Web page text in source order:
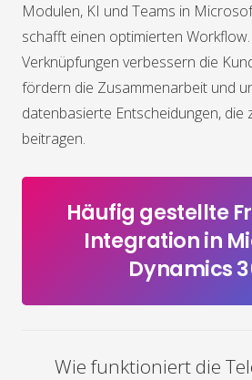
Modulen, KI und Teams in
schafft einen optimierten
Verknüpfungen verbessern die
fördern die Zusammenarbeit und
datenbasierte Entscheidungen, die
beitragen.
Häufig gestellte
Integration in
Dynamics
Wie funktioniert die